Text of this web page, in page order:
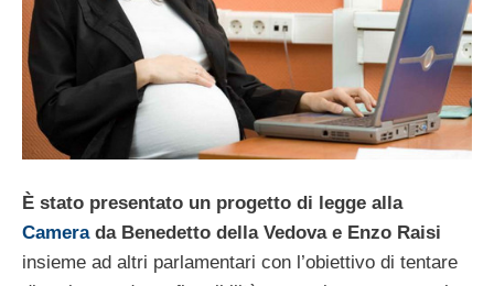
È stato presentato un progetto di legge alla
Camerada Benedetto della Vedova e Enzo Raisi
insieme ad altri parlamentari con l’obiettivo di tentare